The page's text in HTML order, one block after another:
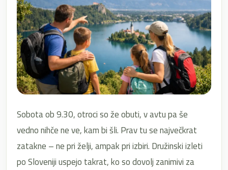
Sobota ob 9.30, otroci so že obuti, v avtu pa še
vedno nihče ne ve, kam bi šli. Prav tu se največkrat
zatakne – ne pri želji, ampak pri izbiri. Družinski izleti
po Sloveniji uspejo takrat, ko so dovolj zanimivi za